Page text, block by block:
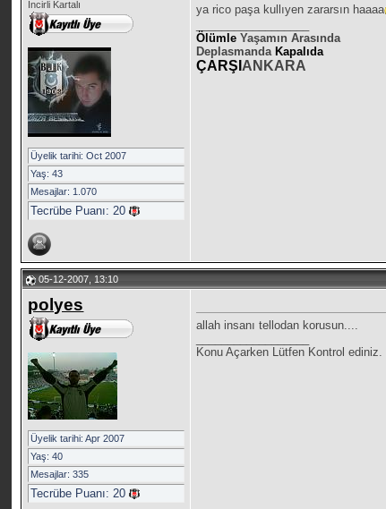
Incirli Kartalı
Üyelik tarihi: Oct 2007
Yaş: 43
Mesajlar: 1.070
Tecrübe Puanı:20
ya rico paşa kullıyen zararsın haaaa
ÖlümleYaşamın Arasında
Deplasmanda Kapalıda
ÇARŞI ANKARA
05-12-2007, 13:10
polyes
Üyelik tarihi: Apr 2007
Yaş: 40
Mesajlar: 335
Tecrübe Puanı:20
allah insanı tellodan korusun....
Konu Açarken Lütfen Kontrol ediniz.